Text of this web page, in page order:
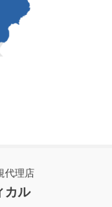
代理店
カル